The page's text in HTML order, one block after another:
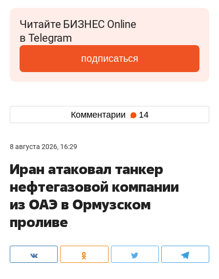
Читайте БИЗНЕС Online
в Telegram
подписаться
Комментарии 14
8 августа 2026, 16:29
Иран атаковал танкер
нефтегазовой компании
из ОАЭ в Ормузском
проливе